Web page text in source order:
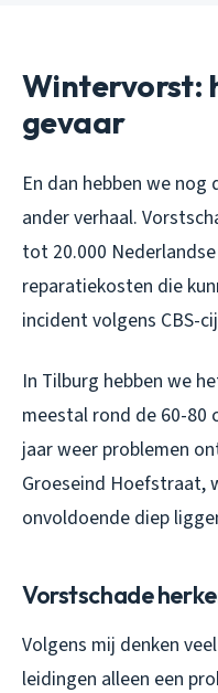
Wintervorst:
gevaar
En dan hebben we
ander verhaal.
tot 20.000
reparatiekosten die
incident volgens CBS-
In Tilburg hebben we
meestal rond de 60-80
jaar weer problemen
Groeseind Hoefstraat,
onvoldoende diep
Vorstschade
Volgens mij denken
leidingen alleen een